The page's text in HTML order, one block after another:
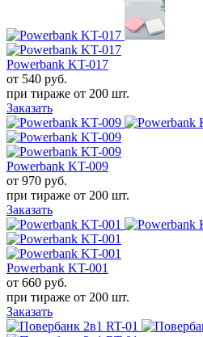
Powerbank KT-017
от 540 руб.
при тираже от 200 шт.
Заказать
Powerbank KT-009
от 970 руб.
при тираже от 200 шт.
Заказать
Powerbank KT-001
от 660 руб.
при тираже от 200 шт.
Заказать